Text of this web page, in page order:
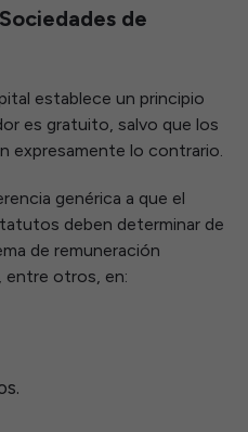
de
establece un principio
es gratuito, salvo que los
expresamente lo contrario.
genérica a que el
deben determinar de
de remuneración
entre otros, en: